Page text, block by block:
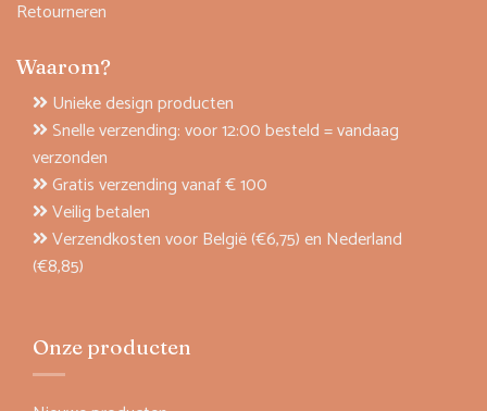
Retourneren
Waarom?
Unieke design producten
Snelle verzending: voor 12:00 besteld = vandaag
verzonden
Gratis verzending vanaf € 100
Veilig betalen
Verzendkosten voor België (€6,75) en Nederland
(€8,85)
Onze producten